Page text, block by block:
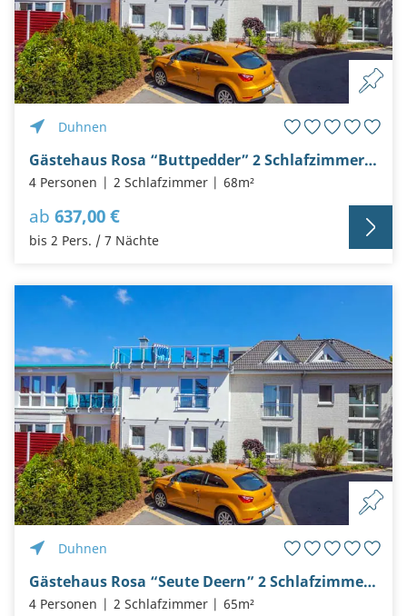
Duhnen
Gästehaus Rosa “Buttpedder” 2 Schlafzimmer und Terrasse mit Garten
4 Personen 2 Schlafzimmer 68m²
ab 637,00 €
bis 2 Pers. / 7 Nächte
Duhnen
Gästehaus Rosa “Seute Deern” 2 Schlafzimmer und Balkon
4 Personen 2 Schlafzimmer 65m²